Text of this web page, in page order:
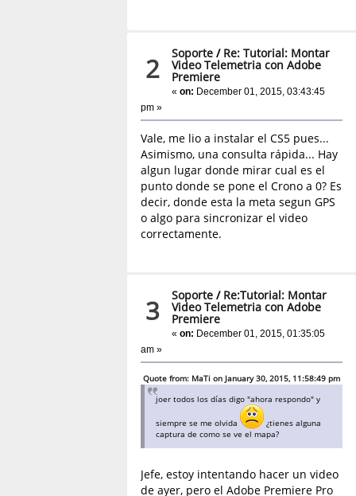
2 Soporte / Re: Tutorial: Montar
Video Telemetria con Adobe
Premiere
«on: December 01, 2015, 03:43:45
pm »
Vale, me lio a instalar el CS5 pues...
Asimismo, una consulta rápida... Hay
algun lugar donde mirar cual es el
punto donde se pone el Crono a 0? Es
decir, donde esta la meta segun GPS
o algo para sincronizar el video
correctamente.
3 Soporte / Re:Tutorial: Montar
Video Telemetria con Adobe
Premiere
«on: December 01, 2015, 01:35:05
am »
Quote from: MaTi on January 30, 2015, 11:58:49 pm
joer todos los días digo "ahora respondo" y
siempre se me olvida
¿tienes alguna
captura de como se ve el mapa?
Jefe, estoy intentando hacer un video
de ayer, pero el Adobe Premiere Pro